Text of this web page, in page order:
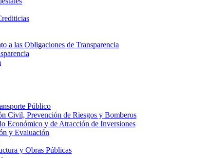
a las Obligaciones de Transparencia
Público
Civil, Prevención de Riesgos y Bomberos
Económico y de Atracción de Inversiones
y Evaluación
y Obras Públicas